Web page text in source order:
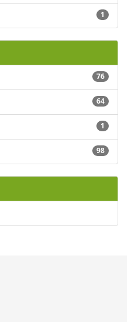
1
76
64
1
98